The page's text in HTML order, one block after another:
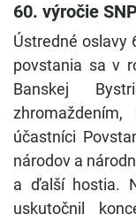
60. výročie
Ústredné oslavy
povstania sa v
Banskej
účastníci
národov a
a ďalší hostia.
uskutočnil